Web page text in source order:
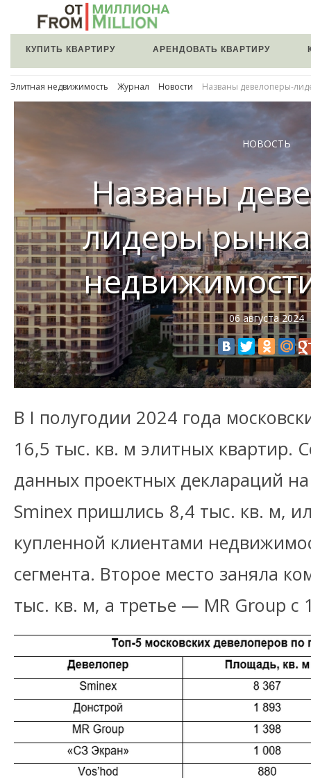
КУПИТЬ КВАРТИРУ АРЕНДОВАТЬ КВАРТИРУ
Элитная недвижимость Журнал Новости Названы девелоперы-
НОВОСТЬ
Названы
лидеры
06 августа 2024
В I полугодии 2024 года
16,5 тыс. кв. м элитных квартир.
данных проектных деклараций
Sminex пришлись 8,4 тыс. кв. м,
купленной клиентами
сегмента. Второе место заняла
тыс. кв. м, а третье — MR Group с